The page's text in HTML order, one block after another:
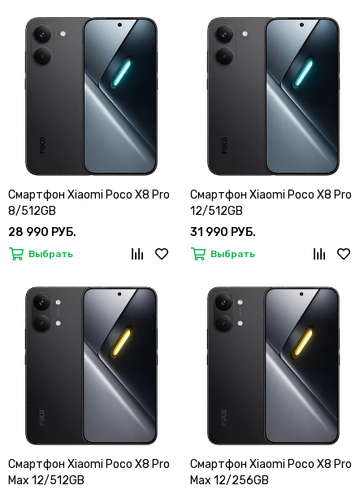
Смартфон Xiaomi Poco X8 Pro
8/512GB
28 990 РУБ.
Выбрать
Смартфон Xiaomi Poco X8 Pro
12/512GB
31 990 РУБ.
Выбрать
Смартфон Xiaomi Poco X8 Pro
Max 12/512GB
Смартфон Xiaomi Poco X8 Pro
Max 12/256GB